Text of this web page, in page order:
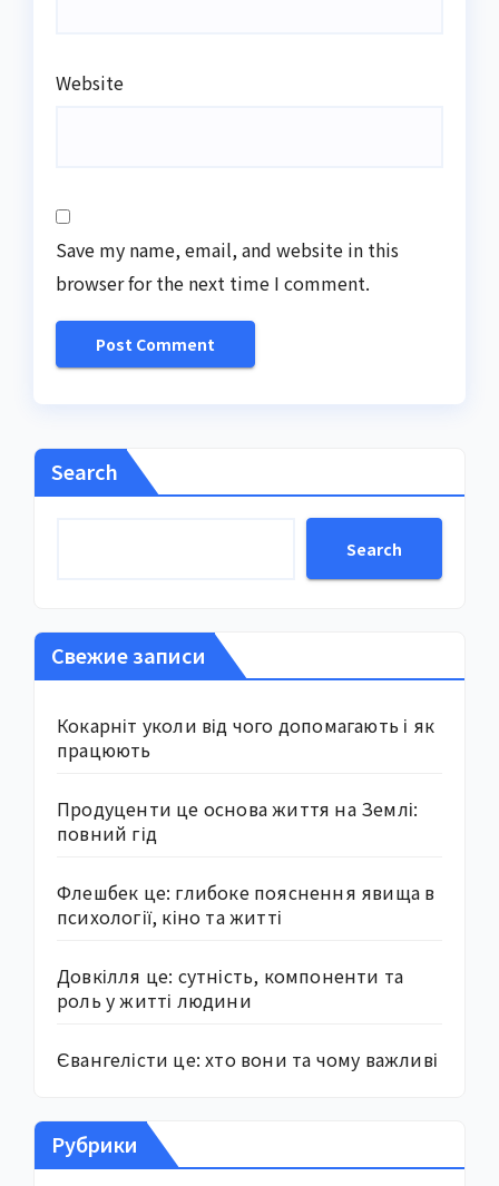
Website
Save my name, email, and website in this
browser for the next time I comment.
Search
Search
Свежие записи
Кокарніт уколи від чого допомагають і як
працюють
Продуценти це основа життя на Землі:
повний гід
Флешбек це: глибоке пояснення явища в
психології, кіно та житті
Довкілля це: сутність, компоненти та
роль у житті людини
Євангелісти це: хто вони та чому важливі
Рубрики